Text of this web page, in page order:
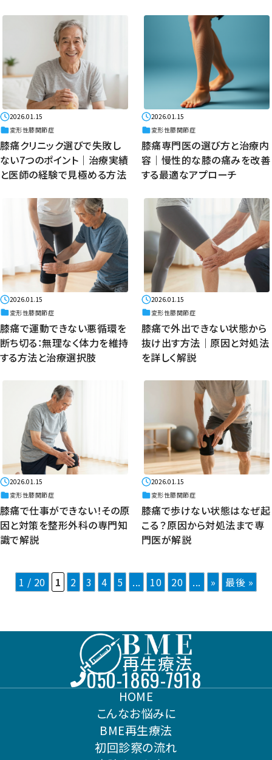
2026.01.15
変形性膝関節症
膝痛クリニック選びで失敗し
ない7つのポイント｜治療実績
と医師の経験で見極める方法
2026.01.15
変形性膝関節症
膝痛専門医の選び方と治療内
容｜慢性的な膝の痛みを改善
する最適なアプローチ
2026.01.15
変形性膝関節症
膝痛で運動できない悪循環を
断ち切る：無理なく体力を維持
する方法と治療選択肢
2026.01.15
変形性膝関節症
膝痛で外出できない状態から
抜け出す方法｜原因と対処法
を詳しく解説
2026.01.15
変形性膝関節症
膝痛で仕事ができない！その原
因と対策を整形外科の専門知
識で解説
2026.01.15
変形性膝関節症
膝痛で歩けない状態はなぜ起
こる？原因から対処法まで専
門医が解説
1 / 20 1 2 3 4 5 ... 10 20 ... » 最後 »
050-1869-7918
HOME
こんなお悩みに
BME再生療法
初回診察の流れ